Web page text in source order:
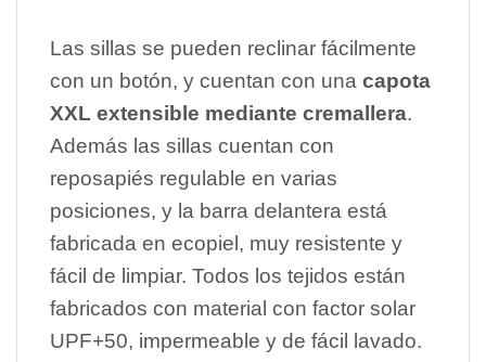
Las sillas se pueden reclinar fácilmente
con un botón, y cuentan con una capota
XXL extensible mediante cremallera.
Además las sillas cuentan con
reposapiés regulable en varias
posiciones, y la barra delantera está
fabricada en ecopiel, muy resistente y
fácil de limpiar. Todos los tejidos están
fabricados con material con factor solar
UPF+50, impermeable y de fácil lavado.